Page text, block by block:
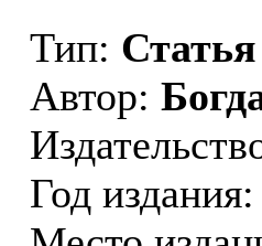
Тип: Статья
Автор:
Год издания: